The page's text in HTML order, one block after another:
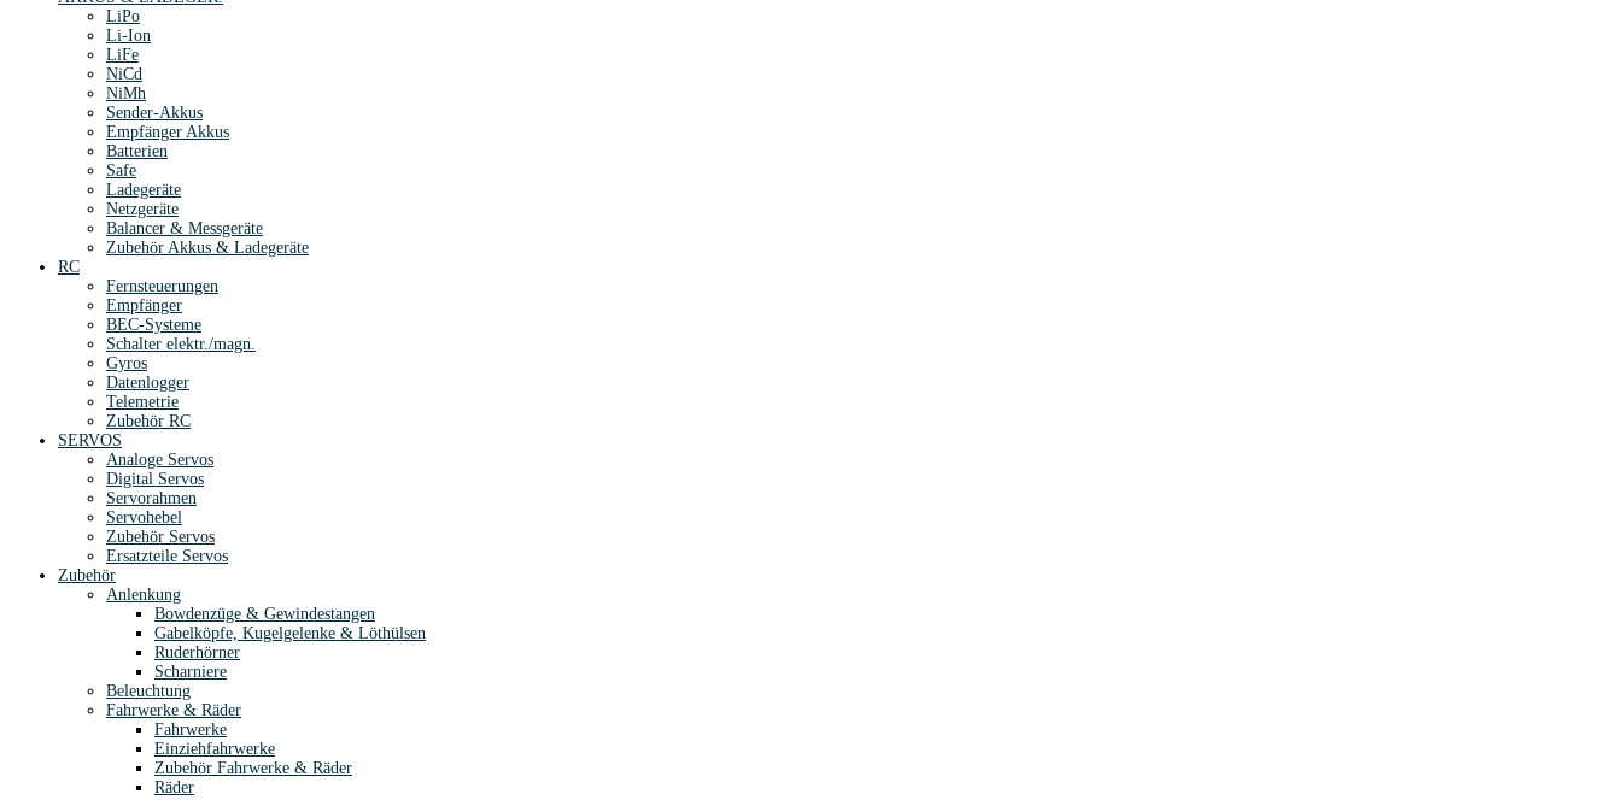
LiPo
Li-Ion
LiFe
NiCd
NiMh
Sender-Akkus
Empfänger Akkus
Batterien
Safe
Ladegeräte
Netzgeräte
Balancer & Messgeräte
Zubehör Akkus & Ladegeräte
RC
Fernsteuerungen
Empfänger
BEC-Systeme
Schalter elektr./magn.
Gyros
Datenlogger
Telemetrie
Zubehör RC
SERVOS
Analoge Servos
Digital Servos
Servorahmen
Servohebel
Zubehör Servos
Ersatzteile Servos
Zubehör
Anlenkung
Bowdenzüge & Gewindestangen
Gabelköpfe, Kugelgelenke & Löthülsen
Ruderhörner
Scharniere
Beleuchtung
Fahrwerke & Räder
Fahrwerke
Einziehfahrwerke
Zubehör Fahrwerke & Räder
Räder